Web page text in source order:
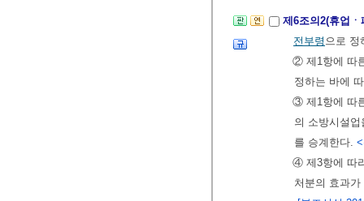
제6조의2(휴업
전부령 으로 정
② 제1항에 따
정하는 바에
③ 제1항에 따
의 소방시설
를 승계한다.
④ 제3항에 따
처분의 효과